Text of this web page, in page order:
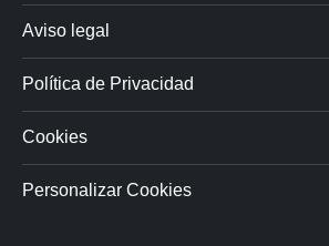
Aviso legal
Política de Privacidad
Cookies
Personalizar Cookies